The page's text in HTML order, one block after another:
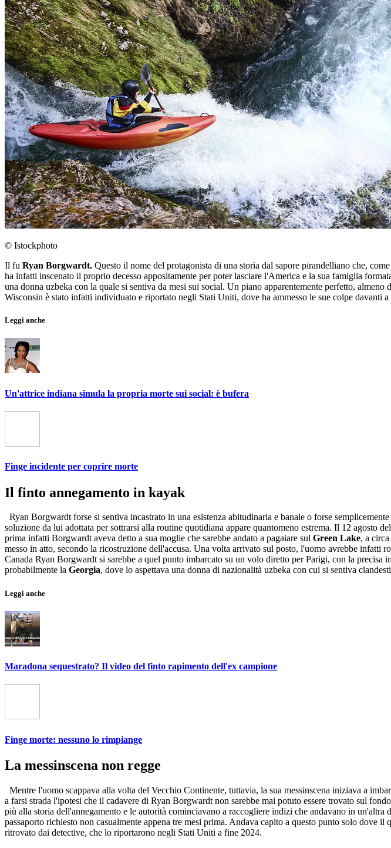
© Istockphoto
Il fu Ryan Borgwardt. Questo il nome del protagonista di una storia dal sapore pirandelliano che,
ha infatti inscenato il proprio decesso appositamente per poter lasciare l'America e la sua famiglia
una donna uzbeka con la quale si sentiva da mesi sui social. Un piano apparentemente perfetto,
Wisconsin è stato infatti individuato e riportato negli Stati Uniti, dove ha ammesso le sue colpe
Leggi anche
Un'attrice indiana simula la propria morte sui social: è bufera
Finge incidente per coprire morte
Il finto annegamento in kayak
Ryan Borgwardt forse si sentiva incastrato in una esistenza abitudinaria e banale o forse
soluzione da lui adottata per sottrarsi alla routine quotidiana appare quantomeno estrema. Il 12 agosto
prima infatti Borgwardt aveva detto a sua moglie che sarebbe andato a pagaiare sul Green Lake, a
messo in atto, secondo la ricostruzione dell'accusa. Una volta arrivato sul posto, l'uomo avrebbe
Canada Ryan Borgwardt si sarebbe a quel punto imbarcato su un volo diretto per Parigi, con la
probabilmente la Georgia, dove lo aspettava una donna di nazionalità uzbeka con cui si sentiva
Leggi anche
Maradona sequestrato? Il video del finto rapimento dell'ex campione
Finge morte: nessuno lo rimpiange
La messinscena non regge
Mentre l'uomo scappava alla volta del Vecchio Continente, tuttavia, la sua messinscena iniziava a
a farsi strada l'ipotesi che il cadavere di Ryan Borgwardt non sarebbe mai potuto essere trovato sul
più alla storia dell'annegamento e le autorità cominciavano a raccogliere indizi che andavano in
passaporto richiesto non casualmente appena tre mesi prima. Andava capito a questo punto solo
ritrovato dai detective, che lo riportarono negli Stati Uniti a fine 2024.